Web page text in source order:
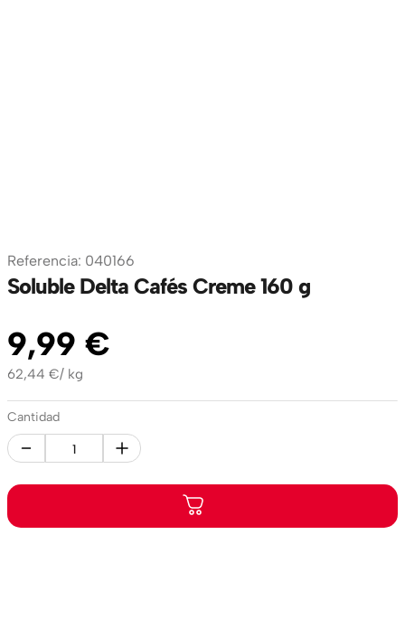
Referencia: 040166
Soluble Delta Cafés Creme 160 g
9,99 €
62,44 €/ kg
Cantidad